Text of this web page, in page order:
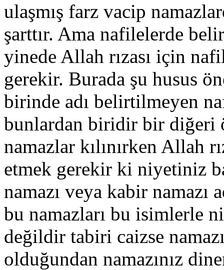
ulaşmış farz vacip
şarttır. Ama nafilelerde
yinede Allah rızası için
gerekir. Burada şu husus
birinde adı belirtilmeyen
bunlardan biridir bir diğeri
namazlar kılınırken Allah
etmek gerekir ki niyetiniz
namazı veya kabir
bu namazları bu isimlerle
değildir tabiri caizse
olduğundan namazınız